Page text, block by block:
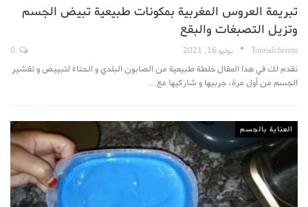
تبريمة العروس المغربية بمكونات طبيعية تبيض الجسم
وتزيل التصبغات والبقع
TouriaIcherem يوليو 16, 2021
نقدم لك في هذا المقال خلطة طبيعية من الصابون البلدي و الحناء لتبييض و تقشير
الجسم من أول مرة، جربيها و شاركيها مع…
العناية بالجسم